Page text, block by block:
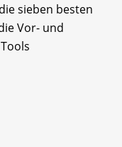
sieben besten
Vor- und